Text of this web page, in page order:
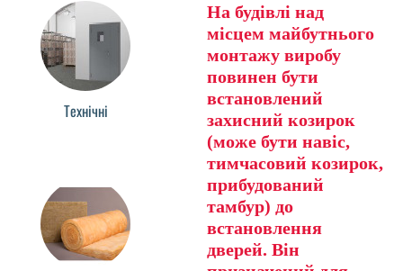
Технічні
На будівлі над
місцем майбутнього
монтажу виробу
повинен бути
встановлений
захисний козирок
(може бути навіс,
тимчасовий козирок,
прибудований
тамбур) до
встановлення
дверей. Він